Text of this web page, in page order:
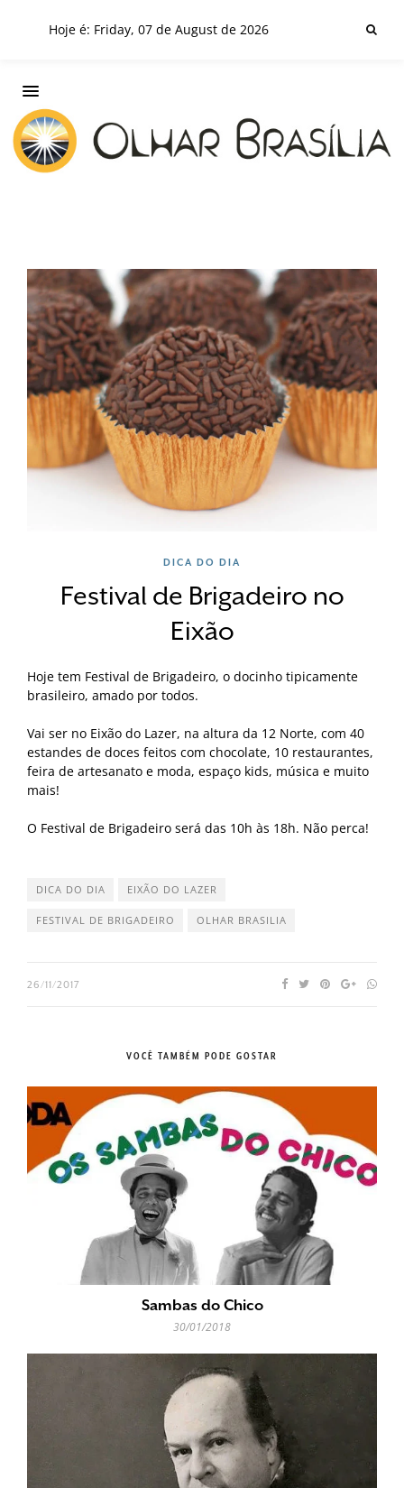
Hoje é: Friday, 07 de August de 2026
DICA DO DIA
Festival de Brigadeiro no
Eixão
Hoje tem Festival de Brigadeiro, o docinho tipicamente
brasileiro, amado por todos.
Vai ser no Eixão do Lazer, na altura da 12 Norte, com 40
estandes de doces feitos com chocolate, 10 restaurantes,
feira de artesanato e moda, espaço kids, música e muito
mais!
O Festival de Brigadeiro será das 10h às 18h. Não perca!
DICA DO DIA EIXÃO DO LAZER
FESTIVAL DE BRIGADEIRO OLHAR BRASILIA
26/11/2017
VOCÊ TAMBÉM PODE GOSTAR
Sambas do Chico
30/01/2018